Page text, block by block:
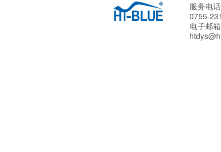
服务电
0755-
电子邮